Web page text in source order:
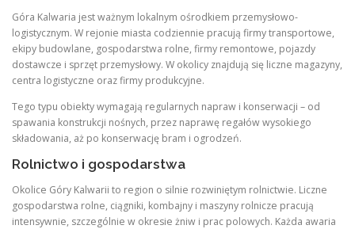
Góra Kalwaria jest ważnym lokalnym ośrodkiem przemysłowo-
logistycznym. W rejonie miasta codziennie pracują firmy transportowe,
ekipy budowlane, gospodarstwa rolne, firmy remontowe, pojazdy
dostawcze i sprzęt przemysłowy. W okolicy znajdują się liczne magazyny,
centra logistyczne oraz firmy produkcyjne.
Tego typu obiekty wymagają regularnych napraw i konserwacji – od
spawania konstrukcji nośnych, przez naprawę regałów wysokiego
składowania, aż po konserwację bram i ogrodzeń.
Rolnictwo i gospodarstwa
Okolice Góry Kalwarii to region o silnie rozwiniętym rolnictwie. Liczne
gospodarstwa rolne, ciągniki, kombajny i maszyny rolnicze pracują
intensywnie, szczególnie w okresie żniw i prac polowych. Każda awaria